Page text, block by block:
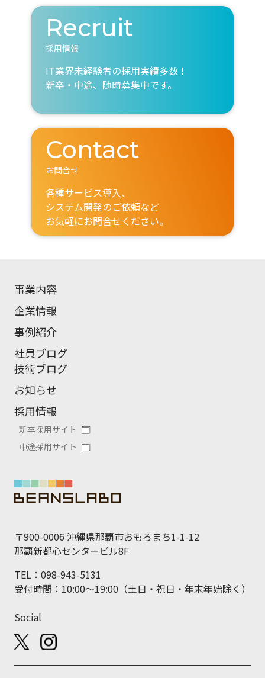
Recruit
採用情報
IT業界未経験者の採用実績多数！
新卒・中途、随時募集中です。
Contact
お問合せ
各種サービス導入、
システム開発のご依頼など
お気軽にお問合せください。
事業内容
企業情報
事例紹介
社員ブログ
技術ブログ
お知らせ
採用情報
新卒採用サイト
中途採用サイト
〒900-0006 沖縄県那覇市おもろまち1-1-12
那覇新都心センタービル8F
TEL：098-943-5131
受付時間：10:00～19:00（土日・祝日・年末年始除く）
Social